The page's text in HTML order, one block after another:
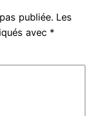
publiée. Les
avec *